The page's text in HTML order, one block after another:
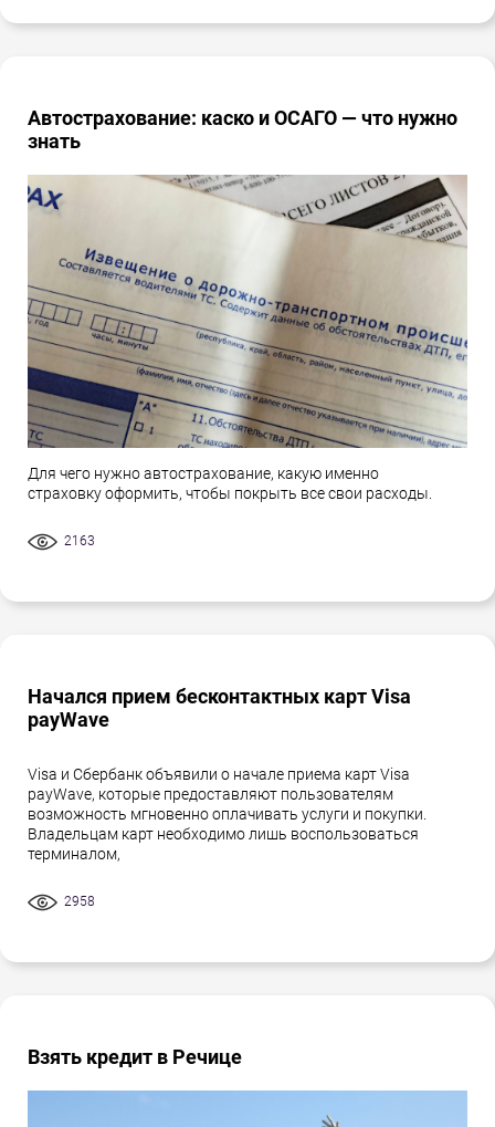
Автострахование: каско и ОСАГО — что нужно
знать
Для чего нужно автострахование, какую именно
страховку оформить, чтобы покрыть все свои расходы.
2163
Начался прием бесконтактных карт Visa
payWave
Visa и Сбербанк объявили о начале приема карт Visa
payWave, которые предоставляют пользователям
возможность мгновенно оплачивать услуги и покупки.
Владельцам карт необходимо лишь воспользоваться
терминалом,
2958
Взять кредит в Речице